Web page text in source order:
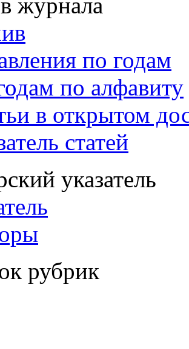
журнала
по годам
по алфавиту
в открытом
статей
указатель
рубрик